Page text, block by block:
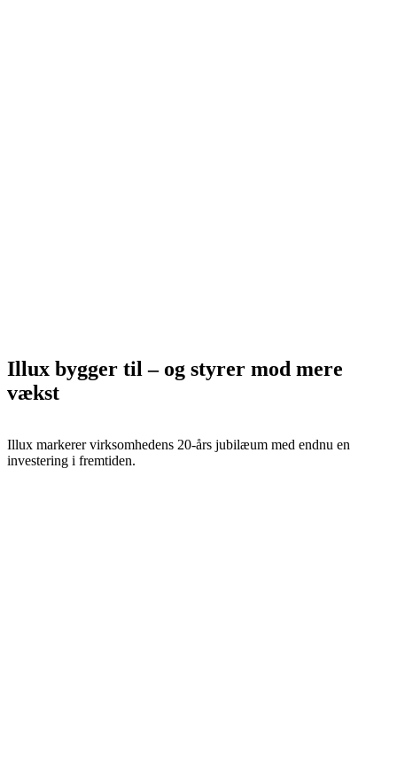
Illux bygger til – og styrer mod mere
vækst
Illux markerer virksomhedens 20-års jubilæum med endnu en
investering i fremtiden.